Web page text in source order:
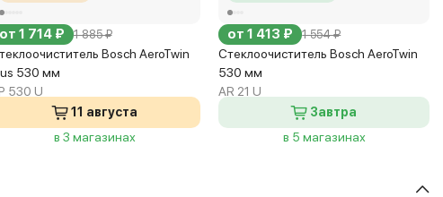
от 1 714 ₽ 1 885 ₽
Bosch AeroTwin
530 мм
530 U
11 августа
в 3 магазинах
от 1 413 ₽ 1 554 ₽
Стеклоочиститель Bosch AeroTwin
530 мм
AR 21 U
Завтра
в 5 магазинах